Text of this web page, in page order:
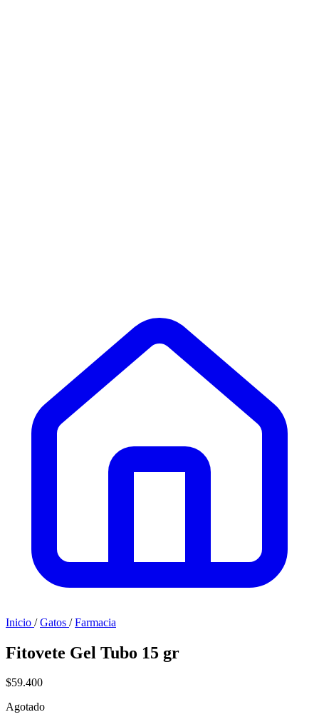
Inicio / Gatos / Farmacia
Fitovete Gel Tubo 15 gr
$59.400
Agotado